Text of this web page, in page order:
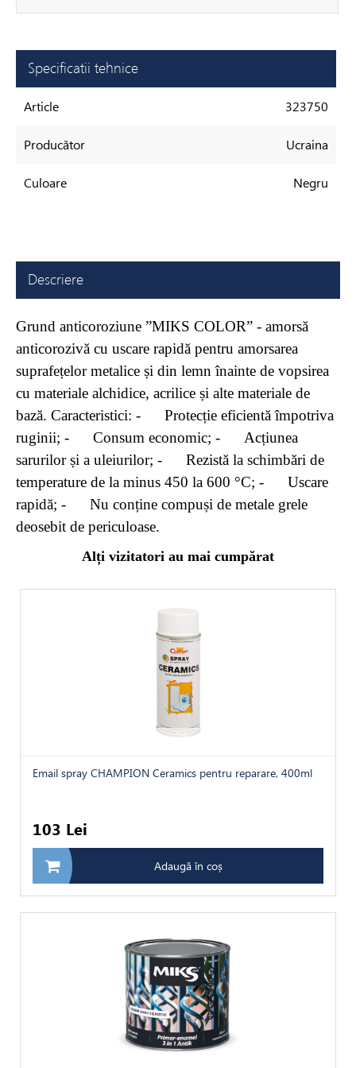
Specificatii tehnice
Article 323750
Producător Ucraina
Culoare Negru
Descriere
Grund anticoroziune ”MIKS COLOR” - amorsă
anticorozivă cu uscare rapidă pentru amorsarea
suprafețelor metalice și din lemn înainte de vopsirea
cu materiale alchidice, acrilice și alte materiale de
bază. Caracteristici: - Protecție eficientă împotriva
ruginii; - Consum economic; - Acțiunea
sarurilor și a uleiurilor; - Rezistă la schimbări de
temperature de la minus 450 la 600 °C; - Uscare
rapidă; - Nu conține compuși de metale grele
deosebit de periculoase.
Alți vizitatori au mai cumpărat
Email spray CHAMPION Ceramics pentru reparare, 400ml
103 Lei
Adaugă în coș